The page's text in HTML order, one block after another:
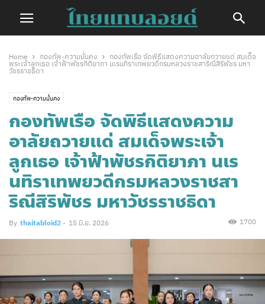
Home กองทัพ-ความมั่นคง
กองทัพเรือ จัดพิธีแสดงความอาลัยถวายแด่ สมเด็จ
พระเจ้าลูกเธอ เจ้าฟ้าพัชรกิติยาภา นเรนทิราเทพยวดีกรมหลวงราชสาริณีสิริพัชร มหา
วัชรราชธิดา
กองทัพ-ความมั่นคง
กองทัพเรือ จัดพิธีแสดงความ
อาลัยถวายแด่ สมเด็จพระเจ้า
ลูกเธอ เจ้าฟ้าพัชรกิติยาภา นเร
นทิราเทพยวดีกรมหลวงราชสา
ริณีสิริพัชร มหาวัชรราชธิดา
By thaitabloid2 - 15 มิ.ย. 2026 1700